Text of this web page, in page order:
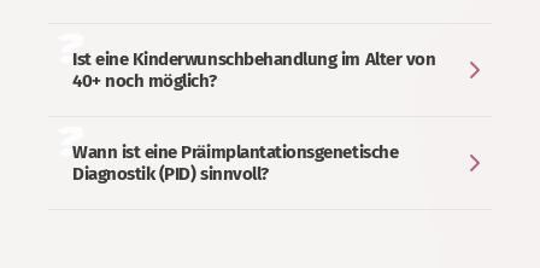
Ist eine Kinderwunschbehandlung im Alter von
40+ noch möglich?
Wann ist eine Präimplantationsgenetische
Diagnostik (PID) sinnvoll?